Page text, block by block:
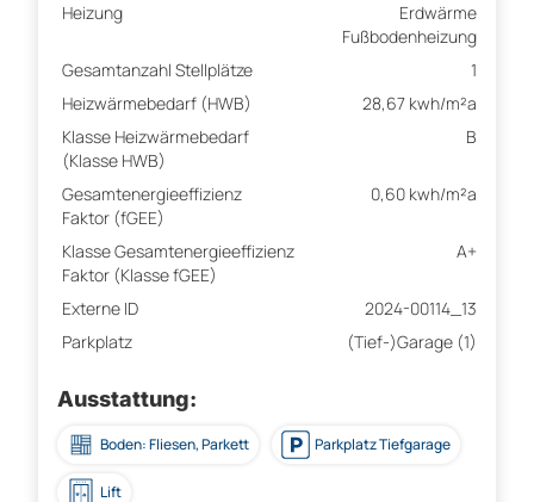
Heizung
Erdwärme
Fußbodenheizung
Gesamtanzahl Stellplätze
1
Heizwärmebedarf (HWB)
28,67 kwh/m²a
Klasse Heizwärmebedarf
(Klasse HWB)
B
Gesamtenergieeffizienz
Faktor (fGEE)
0,60 kwh/m²a
Klasse Gesamtenergieeffizienz
Faktor (Klasse fGEE)
A+
Externe ID
2024-00114_13
Parkplatz
(Tief-)Garage (1)
Ausstattung:
Boden: Fliesen, Parkett Parkplatz Tiefgarage
Lift